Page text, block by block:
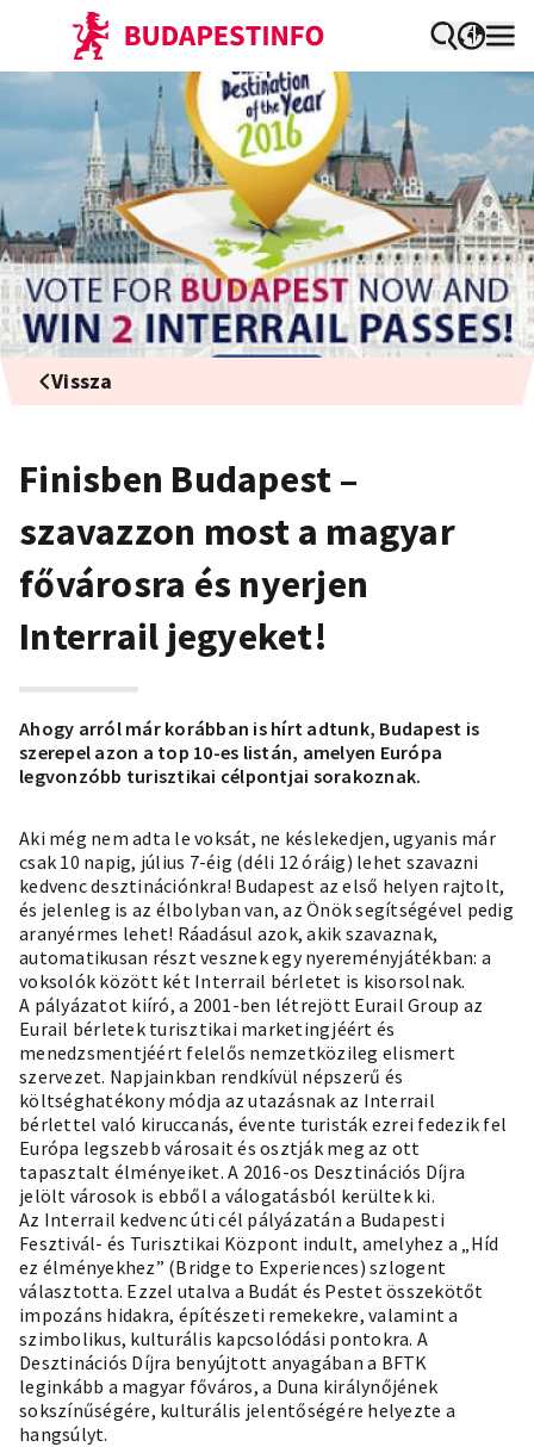
Vissza
Finisben Budapest –
szavazzon most a magyar
fővárosra és nyerjen
Interrail jegyeket!
Ahogy arról már korábban is hírt adtunk, Budapest is
szerepel azon a top 10-es listán, amelyen Európa
legvonzóbb turisztikai célpontjai sorakoznak.
Aki még nem adta le voksát, ne késlekedjen, ugyanis már
csak 10 napig, július 7-éig (déli 12 óráig) lehet szavazni
kedvenc desztinációnkra! Budapest az első helyen rajtolt,
és jelenleg is az élbolyban van, az Önök segítségével pedig
aranyérmes lehet! Ráadásul azok, akik szavaznak,
automatikusan részt vesznek egy nyereményjátékban: a
voksolók között két Interrail bérletet is kisorsolnak.
A pályázatot kiíró, a 2001-ben létrejött Eurail Group az
Eurail bérletek turisztikai marketingjéért és
menedzsmentjéért felelős nemzetközileg elismert
szervezet. Napjainkban rendkívül népszerű és
költséghatékony módja az utazásnak az Interrail
bérlettel való kiruccanás, évente turisták ezrei fedezik fel
Európa legszebb városait és osztják meg az ott
tapasztalt élményeiket. A 2016-os Desztinációs Díjra
jelölt városok is ebből a válogatásból kerültek ki.
Az Interrail kedvenc úti cél pályázatán a Budapesti
Fesztivál- és Turisztikai Központ indult, amelyhez a „Híd
ez élményekhez” (Bridge to Experiences) szlogent
választotta. Ezzel utalva a Budát és Pestet összekötőt
impozáns hidakra, építészeti remekekre, valamint a
szimbolikus, kulturális kapcsolódási pontokra. A
Desztinációs Díjra benyújtott anyagában a BFTK
leginkább a magyar főváros, a Duna királynőjének
sokszínűségére, kulturális jelentőségére helyezte a
hangsúlyt.